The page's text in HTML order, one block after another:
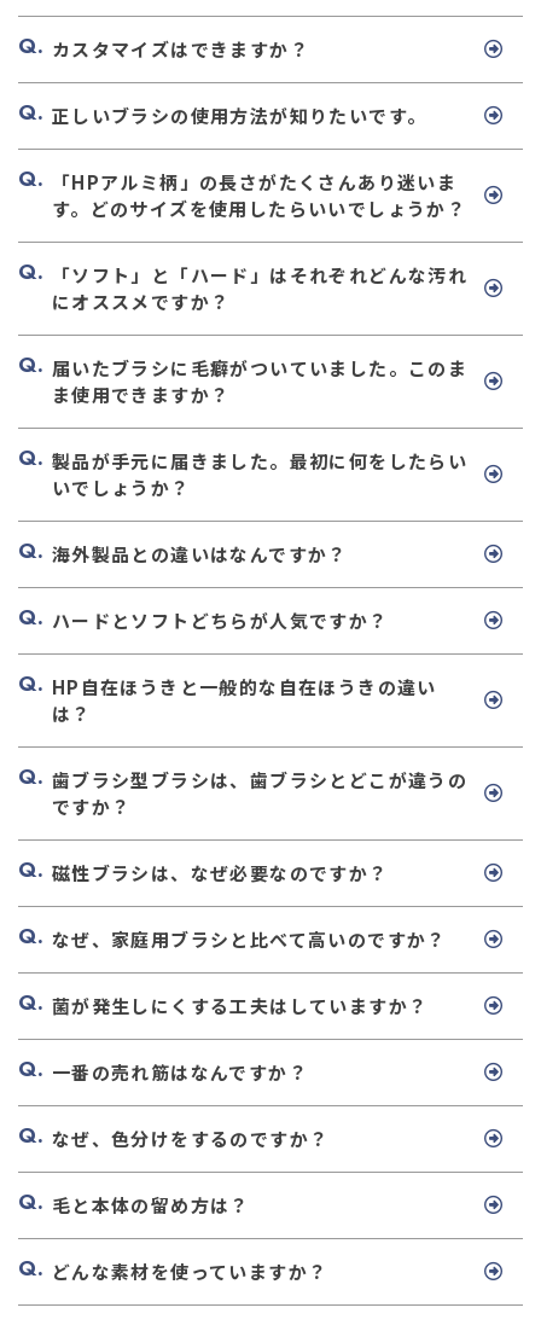
カスタマイズはできますか？
正しいブラシの使用方法が知りたいです。
「HPアルミ柄」の長さがたくさんあり迷いま
す。どのサイズを使用したらいいでしょうか？
「ソフト」と「ハード」はそれぞれどんな汚れ
にオススメですか？
届いたブラシに毛癖がついていました。このま
ま使用できますか？
製品が手元に届きました。最初に何をしたらい
いでしょうか？
海外製品との違いはなんですか？
ハードとソフトどちらが人気ですか？
HP自在ほうきと一般的な自在ほうきの違い
は？
歯ブラシ型ブラシは、歯ブラシとどこが違うの
ですか？
磁性ブラシは、なぜ必要なのですか？
なぜ、家庭用ブラシと比べて高いのですか？
菌が発生しにくする工夫はしていますか？
一番の売れ筋はなんですか？
なぜ、色分けをするのですか？
毛と本体の留め方は？
どんな素材を使っていますか？